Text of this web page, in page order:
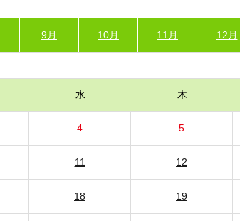
9月 10月 11月 12月
水 木
4 5
11 12
18 19